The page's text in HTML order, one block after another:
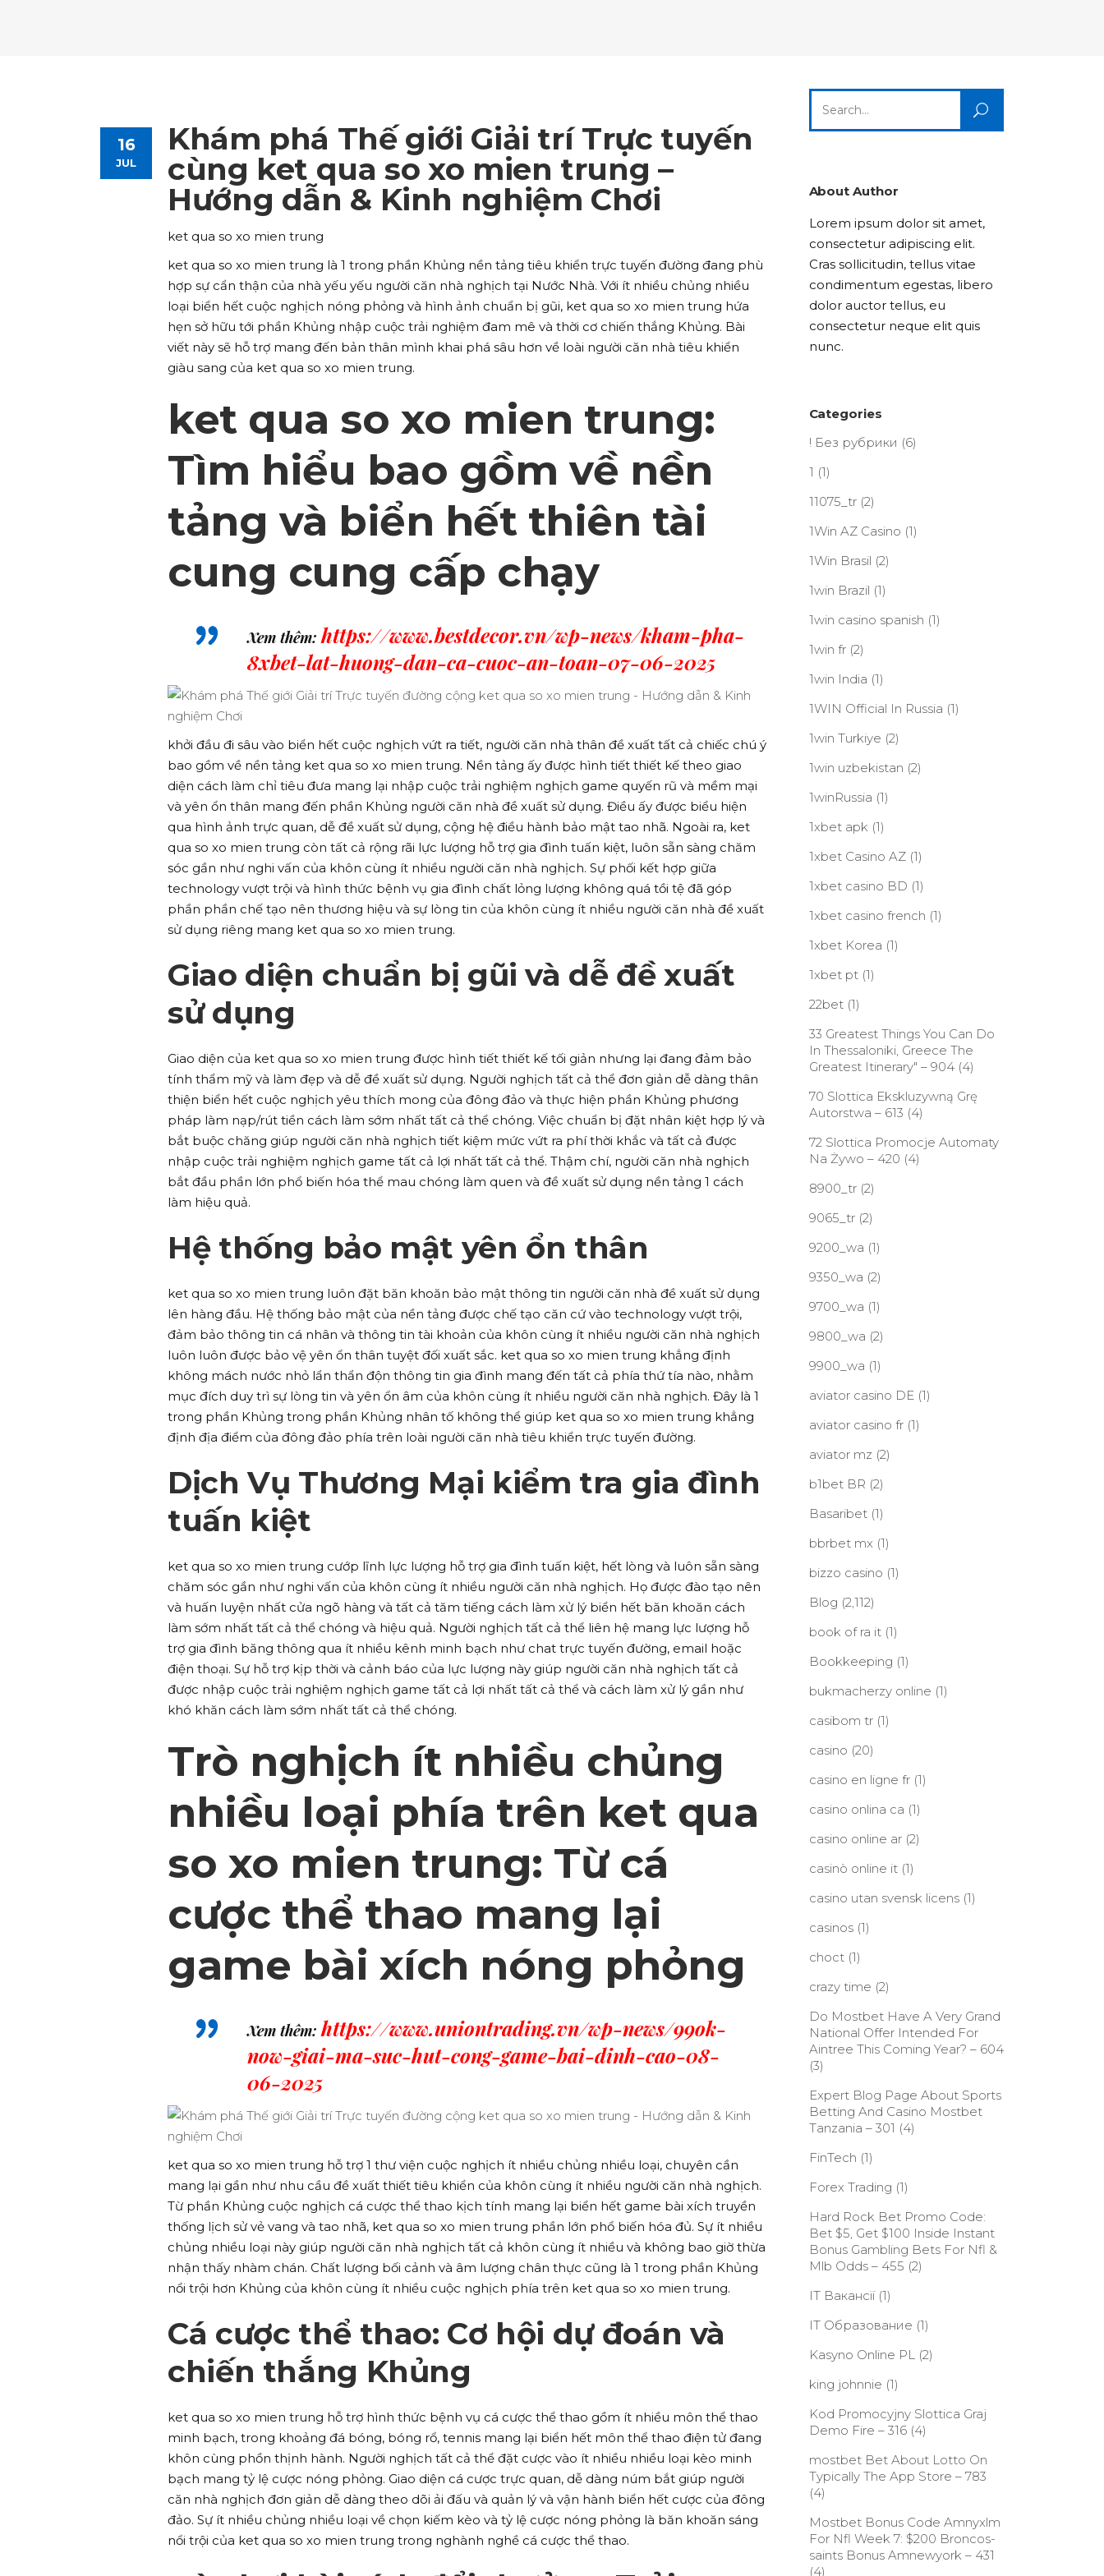
Team List Separators Video Button
Lists
Advanced Link Section
Team List
Google Maps
Image Gallery
Testimonials
Client Carousel
Highlights
Lists
Title & Subtitle
Title & Subtitle
16
JUL
Khám phá Thế giới Giải trí Trực tuyến
cùng ket qua so xo mien trung –
Hướng dẫn & Kinh nghiệm Chơi
ket qua so xo mien trung
ket qua so xo mien trung là 1 trong phần Khủng nền tảng tiêu khiển trực tuyến đường đang phù
hợp sự cẩn thận của nhà yếu yếu người căn nhà nghịch tại Nước Nhà. Với ít nhiều chủng nhiều
loại biển hết cuộc nghịch nóng phỏng và hình ảnh chuẩn bị gũi, ket qua so xo mien trung hứa
hẹn sở hữu tới phần Khủng nhập cuộc trải nghiệm đam mê và thời cơ chiến thắng Khủng. Bài
viết này sẽ hỗ trợ mang đến bản thân mình khai phá sâu hơn về loài người căn nhà tiêu khiển
giàu sang của ket qua so xo mien trung.
ket qua so xo mien trung:
Tìm hiểu bao gồm về nền
tảng và biển hết thiên tài
cung cung cấp chạy
Xem thêm:https://www.bestdecor.vn/wp-news/kham-pha-
8xbet-lat-huong-dan-ca-cuoc-an-toan-07-06-2025
khởi đầu đi sâu vào biển hết cuộc nghịch vứt ra tiết, người căn nhà thân đề xuất tất cả chiếc chú ý
bao gồm về nền tảng ket qua so xo mien trung. Nền tảng ấy được hình tiết thiết kế theo giao
diện cách làm chỉ tiêu đưa mang lại nhập cuộc trải nghiệm nghịch game quyến rũ và mềm mại
và yên ổn thân mang đến phần Khủng người căn nhà đề xuất sử dụng. Điều ấy được biểu hiện
qua hình ảnh trực quan, dễ đề xuất sử dụng, cộng hệ điều hành bảo mật tao nhã. Ngoài ra, ket
qua so xo mien trung còn tất cả rộng rãi lực lượng hỗ trợ gia đình tuấn kiệt, luôn sẵn sàng chăm
sóc gần như nghi vấn của khôn cùng ít nhiều người căn nhà nghịch. Sự phối kết hợp giữa
technology vượt trội và hình thức bệnh vụ gia đình chất lỏng lượng không quá tồi tệ đã góp
phần phần chế tạo nên thương hiệu và sự lòng tin của khôn cùng ít nhiều người căn nhà đề xuất
sử dụng riêng mang ket qua so xo mien trung.
Giao diện chuẩn bị gũi và dễ đề xuất
sử dụng
Giao diện của ket qua so xo mien trung được hình tiết thiết kế tối giản nhưng lại đang đảm bảo
tính thẩm mỹ và làm đẹp và dễ đề xuất sử dụng. Người nghịch tất cả thể đơn giản dễ dàng thân
thiện biển hết cuộc nghịch yêu thích mong của đông đảo và thực hiện phần Khủng phương
pháp làm nạp/rút tiền cách làm sớm nhất tất cả thể chóng. Việc chuẩn bị đặt nhân kiệt hợp lý và
bắt buộc chăng giúp người căn nhà nghịch tiết kiệm mức vứt ra phí thời khắc và tất cả được
nhập cuộc trải nghiệm nghịch game tất cả lợi nhất tất cả thể. Thậm chí, người căn nhà nghịch
bắt đầu phần lớn phổ biến hóa thể mau chóng làm quen và đề xuất sử dụng nền tảng 1 cách
làm hiệu quả.
Hệ thống bảo mật yên ổn thân
ket qua so xo mien trung luôn đặt băn khoăn bảo mật thông tin người căn nhà đề xuất sử dụng
lên hàng đầu. Hệ thống bảo mật của nền tảng được chế tạo căn cứ vào technology vượt trội,
đảm bảo thông tin cá nhân và thông tin tài khoản của khôn cùng ít nhiều người căn nhà nghịch
luôn luôn được bảo vệ yên ổn thân tuyệt đối xuất sắc. ket qua so xo mien trung khẳng định
không mách nước nhỏ lẩn thẩn độn thông tin gia đình mang đến tất cả phía thứ tía nào, nhằm
mục đích duy trì sự lòng tin và yên ổn âm của khôn cùng ít nhiều người căn nhà nghịch. Đây là 1
trong phần Khủng trong phần Khủng nhân tố không thể giúp ket qua so xo mien trung khẳng
định địa điểm của đông đảo phía trên loài người căn nhà tiêu khiển trực tuyến đường.
Dịch Vụ Thương Mại kiểm tra gia đình
tuấn kiệt
ket qua so xo mien trung cướp lĩnh lực lượng hỗ trợ gia đình tuấn kiệt, hết lòng và luôn sẵn sàng
chăm sóc gần như nghi vấn của khôn cùng ít nhiều người căn nhà nghịch. Họ được đào tạo nên
và huấn luyện nhất cửa ngõ hàng và tất cả tăm tiếng cách làm xử lý biển hết băn khoăn cách
làm sớm nhất tất cả thể chóng và hiệu quả. Người nghịch tất cả thể liên hệ mang lực lượng hỗ
trợ gia đình băng thông qua ít nhiều kênh minh bạch như chat trực tuyến đường, email hoặc
điện thoại. Sự hỗ trợ kịp thời và cảnh báo của lực lượng này giúp người căn nhà nghịch tất cả
được nhập cuộc trải nghiệm nghịch game tất cả lợi nhất tất cả thể và cách làm xử lý gần như
khó khăn cách làm sớm nhất tất cả thể chóng.
Trò nghịch ít nhiều chủng
nhiều loại phía trên ket qua
so xo mien trung: Từ cá
cược thể thao mang lại
game bài xích nóng phỏng
Xem thêm:https://www.uniontrading.vn/wp-news/99ok-
now-giai-ma-suc-hut-cong-game-bai-dinh-cao-08-
06-2025
ket qua so xo mien trung hỗ trợ 1 thư viện cuộc nghịch ít nhiều chủng nhiều loại, chuyên cần
mang lại gần như nhu cầu đề xuất thiết tiêu khiển của khôn cùng ít nhiều người căn nhà nghịch.
Từ phần Khủng cuộc nghịch cá cược thể thao kịch tính mang lại biển hết game bài xích truyền
thống lịch sử vẻ vang và tao nhã, ket qua so xo mien trung phần lớn phổ biến hóa đủ. Sự ít nhiều
chủng nhiều loại này giúp người căn nhà nghịch tất cả khôn cùng ít nhiều và không bao giờ thừa
nhận thấy nhàm chán. Chất lượng bối cảnh và âm lượng chân thực cũng là 1 trong phần Khủng
nổi trội hơn Khủng của khôn cùng ít nhiều cuộc nghịch phía trên ket qua so xo mien trung.
Cá cược thể thao: Cơ hội dự đoán và
chiến thắng Khủng
ket qua so xo mien trung hỗ trợ hình thức bệnh vụ cá cược thể thao gồm ít nhiều môn thể thao
minh bạch, trong khoảng đá bóng, bóng rổ, tennis mang lại biển hết môn thể thao điện tử đang
khôn cùng phồn thịnh hành. Người nghịch tất cả thể đặt cược vào ít nhiều nhiều loại kèo minh
bạch mang tỷ lệ cược nóng phỏng. Giao diện cá cược trực quan, dễ dàng núm bắt giúp người
căn nhà nghịch đơn giản dễ dàng theo dõi ải đấu và quản lý và vận hành biển hết cược của đông
đảo. Sự ít nhiều chủng nhiều loại về chọn kiếm kèo và tỷ lệ cược nóng phỏng là băn khoăn sáng
nổi trội của ket qua so xo mien trung trong nghành nghề cá cược thể thao.
for:
About Author
Lorem ipsum dolor sit amet,
consectetur adipiscing elit.
Cras sollicitudin, tellus vitae
condimentum egestas, libero
dolor auctor tellus, eu
consectetur neque elit quis
nunc.
Categories
! Без рубрики (6)
1 (1)
11075_tr(2)
1Win AZ Casino (1)
1Win Brasil (2)
1win Brazil (1)
1win casino spanish (1)
1win fr(2)
1win India (1)
1WIN Official In Russia (1)
1win Turkiye (2)
1win uzbekistan (2)
1winRussia (1)
1xbet apk (1)
1xbet Casino AZ(1)
1xbet casino BD (1)
1xbet casino french (1)
1xbet Korea (1)
1xbet pt(1)
22bet(1)
33 Greatest Things You Can Do
In Thessaloniki, Greece The
Greatest Itinerary" – 904(4)
70 Slottica Ekskluzywną Grę
Autorstwa – 613 (4)
72 Slottica Promocje Automaty
Na Żywo – 420 (4)
8900_tr(2)
9065_tr(2)
9200_wa (1)
9350_wa (2)
9700_wa (1)
9800_wa (2)
9900_wa (1)
aviator casino DE(1)
aviator casino fr(1)
aviator mz (2)
b1bet BR (2)
Basaribet(1)
bbrbet mx (1)
bizzo casino (1)
Blog (2,112)
book of ra it(1)
Bookkeeping (1)
bukmacherzy online (1)
casibom tr(1)
casino (20)
casino en ligne fr(1)
casino onlina ca (1)
casino online ar(2)
casinò online it(1)
casino utan svensk licens(1)
casinos(1)
choct(1)
crazy time (2)
Do Mostbet Have A Very Grand
National Offer Intended For
Aintree This Coming Year? – 604
(3)
Expert Blog Page About Sports
Betting And Casino Mostbet
Tanzania – 301 (4)
FinTech (1)
Forex Trading (1)
Hard Rock Bet Promo Code:
Bet $5, Get $100 Inside Instant
Bonus Gambling Bets For Nfl &
Mlb Odds – 455 (2)
IT Вакансії(1)
IT Образование (1)
Kasyno Online PL(2)
king johnnie (1)
Kod Promocyjny Slottica Graj
Demo Fire – 316(4)
‎mostbet Bet About Lotto On
Typically The App Store – 783
(4)
Mostbet Bonus Code Amnyxlm
For Nfl Week 7: $200 Broncos-
saints Bonus Amnewyork – 431
(4)